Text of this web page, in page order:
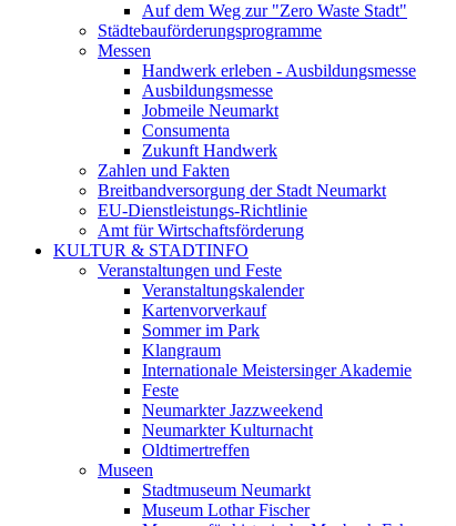
Auf dem Weg zur "Zero Waste Stadt"
Städtebauförderungsprogramme
Messen
Handwerk erleben - Ausbildungsmesse
Ausbildungsmesse
Jobmeile Neumarkt
Consumenta
Zukunft Handwerk
Zahlen und Fakten
Breitbandversorgung der Stadt Neumarkt
EU-Dienstleistungs-Richtlinie
Amt für Wirtschaftsförderung
KULTUR & STADTINFO
Veranstaltungen und Feste
Veranstaltungskalender
Kartenvorverkauf
Sommer im Park
Klangraum
Internationale Meistersinger Akademie
Feste
Neumarkter Jazzweekend
Neumarkter Kulturnacht
Oldtimertreffen
Museen
Stadtmuseum Neumarkt
Museum Lothar Fischer